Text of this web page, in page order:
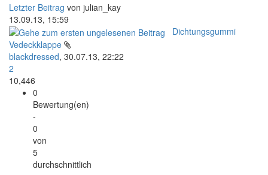
Letzter Beitrag von julian_kay
13.09.13, 15:59
Dichtungsgummi
Vedeckklappe
blackdressed, 30.07.13, 22:22
2
10,446
0
Bewertung(en)
-
0
von
5
durchschnittlich